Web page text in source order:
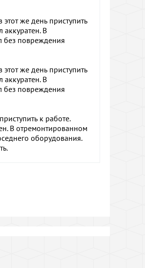
же день приступить
аккуратен. В
без повреждения
же день приступить
аккуратен. В
без повреждения
к работе.
В отремонтированном
оборудования.